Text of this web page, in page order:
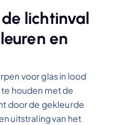
lichtinval
en
voor glas in lood
houden met de
door de gekleurde
uitstraling van het